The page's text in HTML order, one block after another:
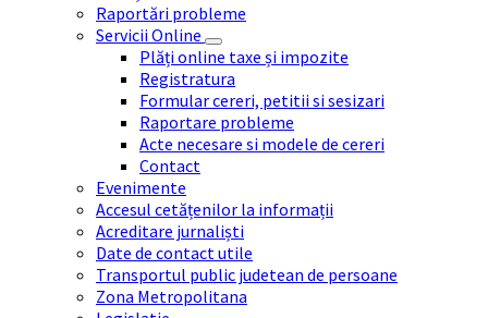
Raportări probleme
Servicii Online
Plăți online taxe și impozite
Registratura
Formular cereri, petitii si sesizari
Raportare probleme
Acte necesare si modele de cereri
Contact
Evenimente
Accesul cetățenilor la informații
Acreditare jurnaliști
Date de contact utile
Transportul public judetean de persoane
Zona Metropolitana